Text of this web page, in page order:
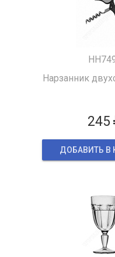
Нарзанник
245
ДОБАВИТЬ В